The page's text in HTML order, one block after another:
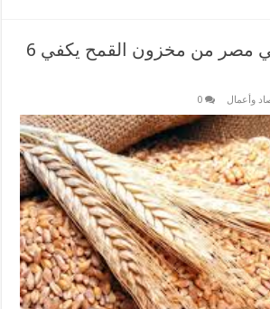
التموين: احتياطي مصر من مخزون القمح يكفي 6
وأعمال 0